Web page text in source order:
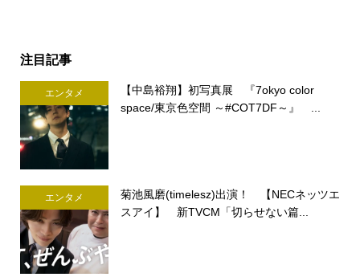
注目記事
エンタメ
【中島裕翔】初写真展 『7okyo color
space/東京色空間 ～#COT7DF～』 ...
エンタメ
菊池風磨(timelesz)出演！ 【NECネッツエ
スアイ】 新TVCM「切らせない篇...